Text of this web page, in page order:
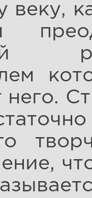
веку,
него.